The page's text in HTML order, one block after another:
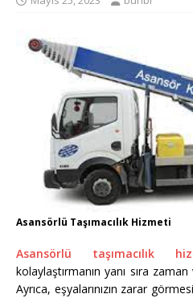
Asansörlü Taşımacılık Hizmeti
Asansörlü taşımacılık
kolaylaştırmanın yanı sıra
Ayrıca, eşyalarınızın zarar